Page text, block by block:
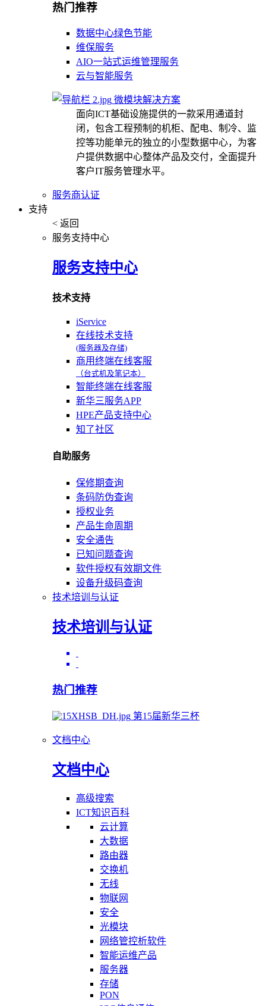
热门推荐
数据中心绿色节能
维保服务
AIO一站式运维管理服务
云与智能服务
微模块解决方案
面向ICT基础设施提供的一款采用通道封
闭，包含工程预制的机柜、配电、制冷、监
控等功能单元的独立的小型数据中心，为客
户提供数据中心整体产品及交付，全面提升
客户IT服务管理水平。
服务商认证
支持
< 返回
服务支持中心
服务支持中心
技术支持
iService
在线技术支持
(服务器及存储)
商用终端在线客服
（台式机及笔记本）
智能终端在线客服
新华三服务APP
HPE产品支持中心
知了社区
自助服务
保修期查询
条码防伪查询
授权业务
产品生命周期
安全通告
已知问题查询
软件授权有效期文件
设备升级码查询
技术培训与认证
技术培训与认证
热门推荐
第15届新华三杯
文档中心
文档中心
高级搜索
ICT知识百科
云计算
大数据
路由器
交换机
无线
物联网
安全
光模块
网络管控析软件
智能运维产品
服务器
存储
PON